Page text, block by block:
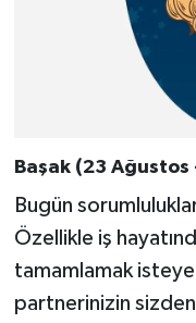
Başak (23 Ağustos
Bugün
Özellikle iş
tamamlamak
partnerinizin